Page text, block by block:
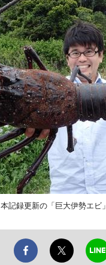
記録更新の「巨大伊勢エビ」